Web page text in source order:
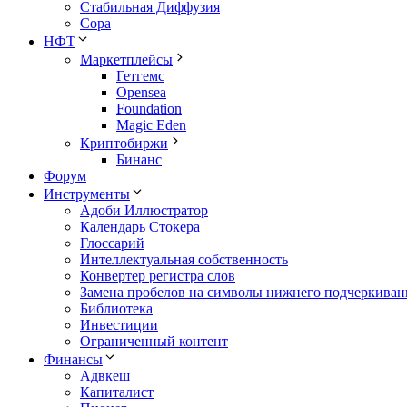
Стабильная Диффузия
Сора
НФТ
Маркетплейсы
Гетгемс
Opensea
Foundation
Magic Eden
Криптобиржи
Бинанс
Форум
Инструменты
Адоби Иллюстратор
Календарь Стокера
Глоссарий
Интеллектуальная собственность
Конвертер регистра слов
Замена пробелов на символы нижнего
Библиотека
Инвестиции
Ограниченный контент
Финансы
Адвкеш
Капиталист